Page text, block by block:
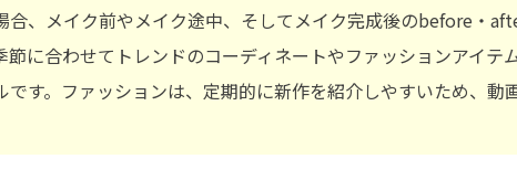
合、メイク前やメイク途中、そしてメイク完成後のbefore・
に合わせてトレンドのコーディネートやファッションアイテ
す。ファッションは、定期的に新作を紹介しやすいため、動